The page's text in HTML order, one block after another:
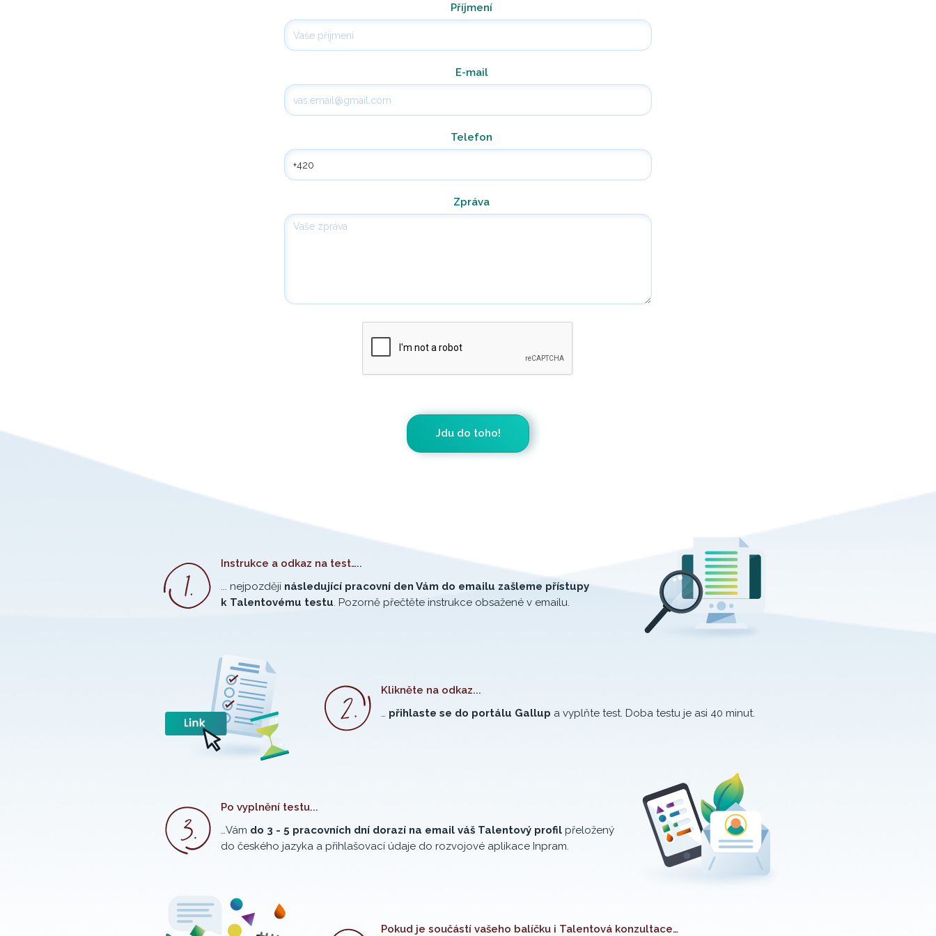
Příjmení
E-mail
Telefon
Zpráva
Instrukce a odkaz na test…..
... nejpozději následující pracovní den Vám do emailu zašleme přístupy
k Talentovému testu. Pozorně přečtěte instrukce obsažené v emailu.
Klikněte na odkaz...
… přihlaste se do portálu Gallup a vyplňte test. Doba testu je asi 40 minut.
Po vyplnění testu...
…Vám do 3 - 5 pracovních dní dorazí na email váš Talentový profil přeložený
do českého jazyka a přihlašovací údaje do rozvojové aplikace Inpram.
Pokud je součástí vašeho balíčku i Talentová konzultace…